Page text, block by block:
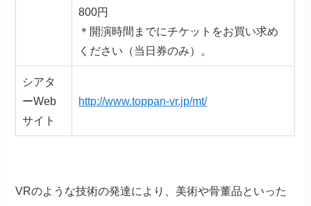
800円
＊開演時間までにチケットをお買い求め
ください（当日券のみ）。
シアタ
ーWeb
サイト
http://www.toppan-vr.jp/mt/
VRのような技術の発達により、美術や骨董品といった